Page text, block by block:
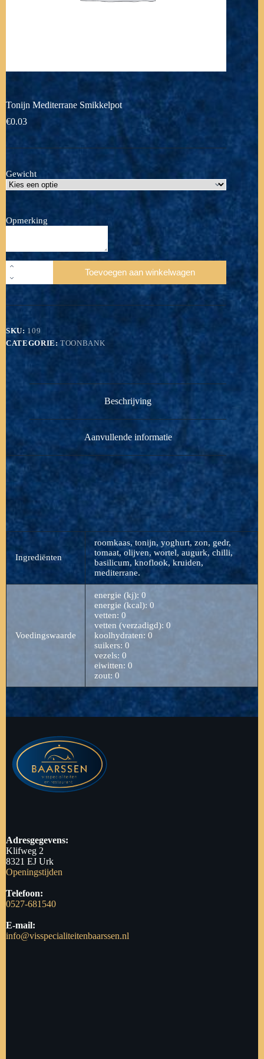
Tonijn Mediterrane Smikkelpot
€0.03
Gewicht
Opmerking
Tonijn
Smikkelpot
Toevoegen aan winkelwagen
SKU: 109
CATEGORIE:TOONBANK
Beschrijving
Aanvullende informatie
Ingrediënten
roomkaas, tonijn, yoghurt, zon, gedr,
tomaat, olijven, wortel, augurk, chilli,
basilicum, knoflook, kruiden,
mediterrane.
Voedingswaarde
energie (kj): 0
energie (kcal): 0
vetten: 0
vetten (verzadigd): 0
koolhydraten: 0
suikers: 0
vezels: 0
eiwitten: 0
zout: 0
Adresgegevens:
Klifweg 2
8321 EJ Urk
Openingstijden
Telefoon:
0527-681540
E-mail:
info@visspecialiteitenbaarssen.nl